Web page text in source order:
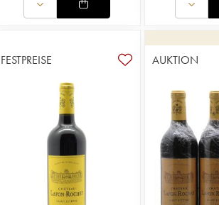
FESTPREISE AUKTION